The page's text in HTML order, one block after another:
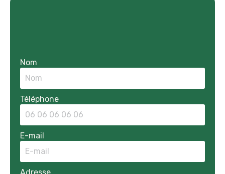
Nom
Téléphone
E-mail